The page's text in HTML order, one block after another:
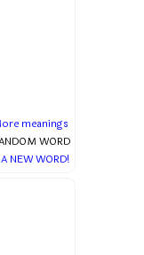
meanings
WORD
NEW WORD!